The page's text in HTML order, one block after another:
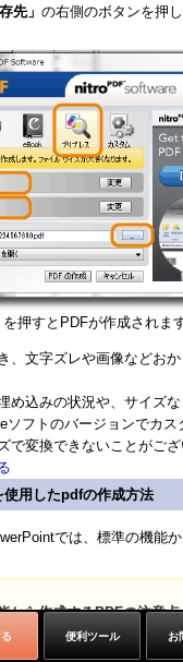
先」 の右側のボタンを押し
を押すとPDFが作成されます
、文字ズレや画像などお
め込みの状況や、サイズな
フトのバージョンでカス
で変換できないことがござ
用したpdfの作成方法
では、標準の機能
から作成するPDFの注意点
200～220ppiの解像度に変
便利ツール お